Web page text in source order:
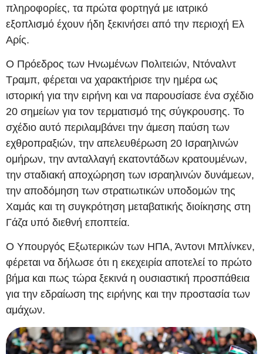
πληροφορίες, τα πρώτα φορτηγά με ιατρικό
εξοπλισμό έχουν ήδη ξεκινήσει από την περιοχή Ελ
Αρίς.
Ο Πρόεδρος των Ηνωμένων Πολιτειών, Ντόναλντ
Τραμπ, φέρεται να χαρακτήρισε την ημέρα ως
ιστορική για την ειρήνη και να παρουσίασε ένα σχέδιο
20 σημείων για τον τερματισμό της σύγκρουσης. Το
σχέδιο αυτό περιλαμβάνει την άμεση παύση των
εχθροπραξιών, την απελευθέρωση 20 Ισραηλινών
ομήρων, την ανταλλαγή εκατοντάδων κρατουμένων,
την σταδιακή αποχώρηση των ισραηλινών δυνάμεων,
την αποδόμηση των στρατιωτικών υποδομών της
Χαμάς και τη συγκρότηση μεταβατικής διοίκησης στη
Γάζα υπό διεθνή εποπτεία.
Ο Υπουργός Εξωτερικών των ΗΠΑ, Άντονι Μπλίνκεν,
φέρεται να δήλωσε ότι η εκεχειρία αποτελεί το πρώτο
βήμα και πως τώρα ξεκινά η ουσιαστική προσπάθεια
για την εδραίωση της ειρήνης και την προστασία των
αμάχων.